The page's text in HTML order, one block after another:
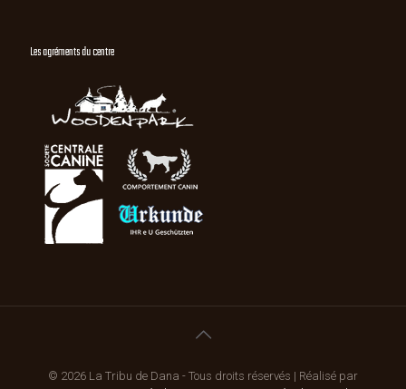
Les agréments du centre
© 2026 La Tribu de Dana - Tous droits réservés | Réalisé par